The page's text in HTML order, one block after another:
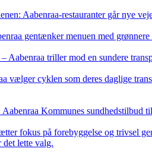
Aabenraa-restauranter går nye
gentænker menuen med
Aabenraa triller mod en sundere
vælger cyklen som deres daglige
Kommunes sundhedstilbud
fokus på forebyggelse og trivsel
det lette valg.